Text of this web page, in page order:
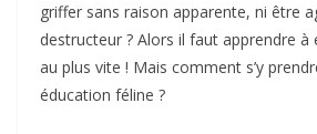
griffer sans raison apparente, ni être
destructeur ? Alors il faut apprendre
au plus vite ! Mais comment s’y
éducation féline ?